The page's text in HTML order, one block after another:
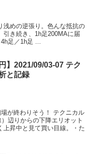
浅めの逆張り。色んな抵抗の
引き続き、1h足200MAに届
足／1h足 ...
】2021/09/03-07 テク
と記録
が終わりそう！ テクニカル
辺りからの下降エリオット
上昇中と見て買い目線。・た